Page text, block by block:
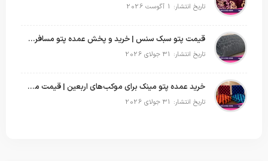
تاریخ انتشار: 1 آگوست 2026
قیمت پتو سبک سنس | خرید و پخش عمده پتو مسافرتی Sense
تاریخ انتشار: 31 جولای 2026
خرید عمده پتو مینک برای موکب‌های اربعین | قیمت مناسب و ارسال سریع
تاریخ انتشار: 31 جولای 2026